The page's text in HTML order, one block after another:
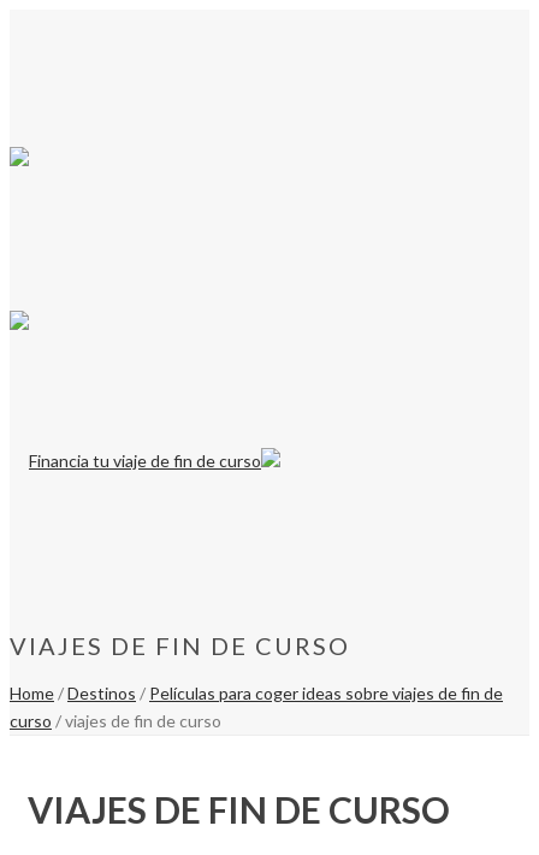
VIAJES DE FIN DE CURSO
Home/Destinos / Películas para coger ideas sobre viajes de fin de
curso / viajes de fin de curso
VIAJES DE FIN DE CURSO